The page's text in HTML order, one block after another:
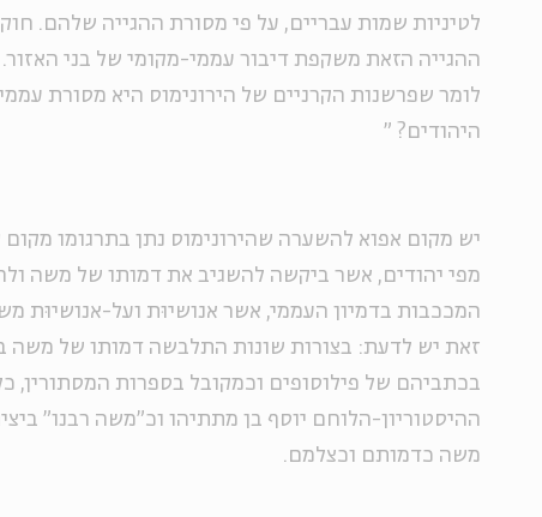
לטיניות שמות עבריים, על פי מסורת ההגייה שלהם.
ההגייה הזאת משקפת דיבור עממי-מקומי של בני
לומר שפרשנות הקרניים של הירונימוס היא מסורת
היהודים? "
יש מקום אפוא להשערה שהירונימוס נתן בתרגומו
מפי יהודים, אשר ביקשה להשגיב את דמותו של משה
המככבות בדמיון העממי, אשר אנושיוּת ועל-אנושיוּת
זאת יש לדעת: בצורות שונות התלבשה דמותו של משה
בכתביהם של פילוסופים וכמקובל בספרות המסתורין,
ההיסטוריון-הלוחם יוסף בן מתתיהו וכ"משה רבנו"
משה כדמותם וכצלמם.